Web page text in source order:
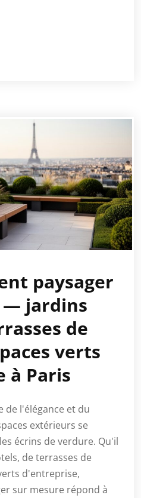
paysager
— jardins
de
verts
à Paris
de l'élégance et du
extérieurs se
écrins de verdure. Qu'il
de terrasses de
d'entreprise,
sur mesure répond à